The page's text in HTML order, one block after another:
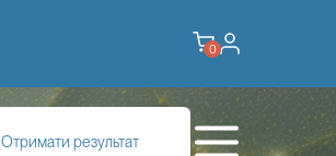
0
Отримати результат